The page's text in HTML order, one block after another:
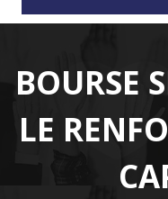
BOURSE
LE